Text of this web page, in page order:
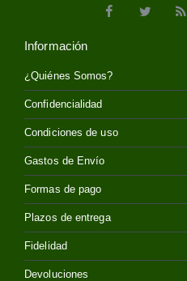
Información
¿Quiénes Somos?
Confidencialidad
Condiciones de uso
Gastos de Envío
Formas de pago
Plazos de entrega
Fidelidad
Devoluciones